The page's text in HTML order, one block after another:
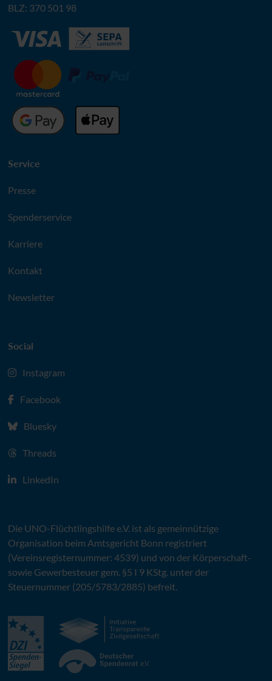
BLZ: 370 501 98
Service
Presse
Spenderservice
Karriere
Kontakt
Newsletter
Social
Instagram
Facebook
Bluesky
Threads
LinkedIn
Die UNO-Flüchtlingshilfe e.V.ist als gemeinnützige
Organisation beim Amtsgericht Bonn registriert
(Vereinsregisternummer: 4539) und von der Körperschaft-
sowie Gewerbesteuer gem. §5 I 9 KStg. unter der
Steuernummer (205/5783/2885) befreit.